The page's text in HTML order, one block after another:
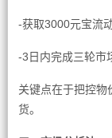
-获取3000元宝流
-3日内完成三轮市
关键点在于把控物
货。